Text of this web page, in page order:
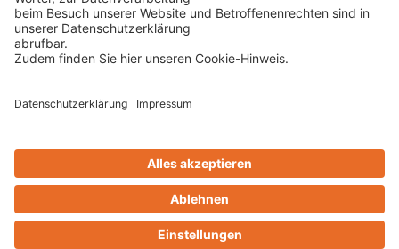
Cookie-Einstellungen öffnen
Betroffenenrechte
www.bimobject.com
Design & Code ❤zwetschke
Kontakt